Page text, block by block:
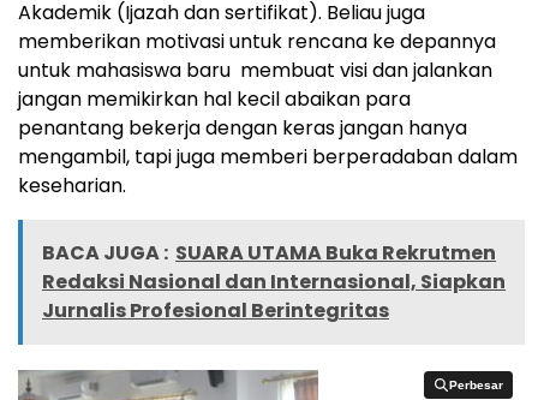
Akademik (Ijazah dan sertifikat). Beliau juga
memberikan motivasi untuk rencana ke depannya
untuk mahasiswa baru membuat visi dan jalankan
jangan memikirkan hal kecil abaikan para
penantang bekerja dengan keras jangan hanya
mengambil, tapi juga memberi berperadaban dalam
keseharian.
BACA JUGA : SUARA UTAMA Buka Rekrutmen
Redaksi Nasional dan Internasional, Siapkan
Jurnalis Profesional Berintegritas
Perbesar
Perbesar